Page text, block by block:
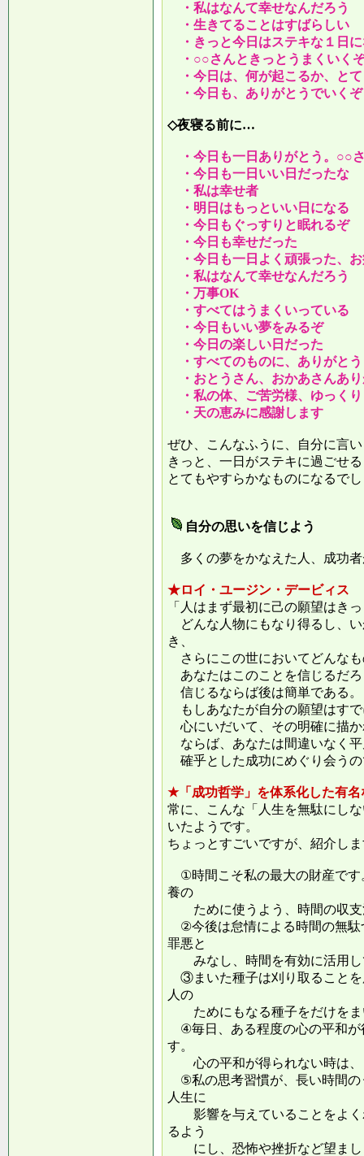
・私はなんて幸せなんだろう
・生きてることはすばらしい
・きっと今日はステキな１日
・○○さんときっとうまくいく
・今日は、何が起こるか、と
・今日も、ありがとうでいくぞ
◇夜寝る前に…
・今日も一日ありがとう。○○
・今日も一日いい日だったな
・私は幸せ者
・明日はもっといい日になる
・今日もぐっすりと眠れるぞ
・今日も幸せだった
・今日も一日よく頑張った、
・私はなんて幸せなんだろう
・万事OK
・すべてはうまくいっている
・今日もいい夢をみるぞ
・今日の楽しい日だった
・すべてのものに、ありがとう
・おとうさん、おかあさんあ
・私の体、ご苦労様、ゆっく
・天の恵みに感謝します
ぜひ、こんなふうに、自分に言
きっと、一日がステキに過ごせ
とてもやすらかなものになるで
自分の思いを信じよう
多くの夢をかなえた人、成功
★ロイ・ユージン・デービィス
「人はまず最初に己の願望はき
どんな人物にもなり得るし、
き、
さらにこの世においてどんな
あなたはこのことを信じるだ
信じるならば後は簡単である。
もしあなたが自分の願望はす
心にいだいて、その明確に描
ならば、あなたは間違いなく
確乎とした成功にめぐり会う
★「成功哲学」を体系化した有
常に、こんな「人生を無駄にし
いたようです。
ちょっとすごいですが、紹介し
①時間こそ私の最大の財産です
養の
ために使うよう、時間の収支
②今後は怠情による時間の無駄
罪悪と
みなし、時間を有効に活用し
③まいた種子は刈り取ることを
人の
ためにもなる種子をだけをま
④毎日、ある程度の心の平和が
す。
心の平和が得られない時は、
⑤私の思考習慣が、長い時間の
人生に
影響を与えていることをよく
るよう
にし、恐怖や挫折など望まし